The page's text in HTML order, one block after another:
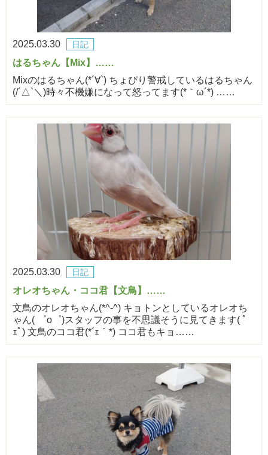
2025.03.30 日記
はるちゃん【Mix】……
Mixのはるちゃん(*´∀`) ちょぴり警戒しているはるちゃん
(/´△`＼)時々不機嫌になって怒ってます(*｀ω´*) ……
2025.03.30 日記
オレオちゃん・ココ君【文鳥】……
文鳥のオレオちゃん(*^-^) キョトンとしているオレオち
ゃん( ゜o゜)スタッフの事を不思議そうに見てきます( ﾟ
ｪﾟ) 文鳥のココ君(*´ｪ｀*) ココ君もキョ……